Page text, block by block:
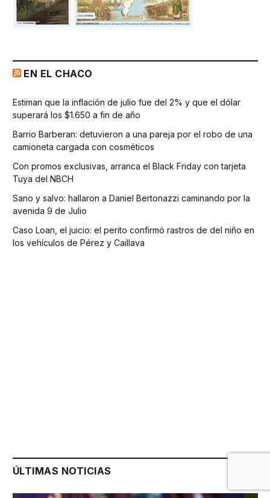
EN EL CHACO
Estiman que la inflación de julio fue del 2% y que el dólar
superará los $1.650 a fin de año
Barrio Barberan: detuvieron a una pareja por el robo de una
camioneta cargada con cosméticos
Con promos exclusivas, arranca el Black Friday con tarjeta
Tuya del NBCH
Sano y salvo: hallaron a Daniel Bertonazzi caminando por la
avenida 9 de Julio
Caso Loan, el juicio: el perito confirmó rastros de del niño en
los vehículos de Pérez y Caillava
ÚLTIMAS NOTICIAS